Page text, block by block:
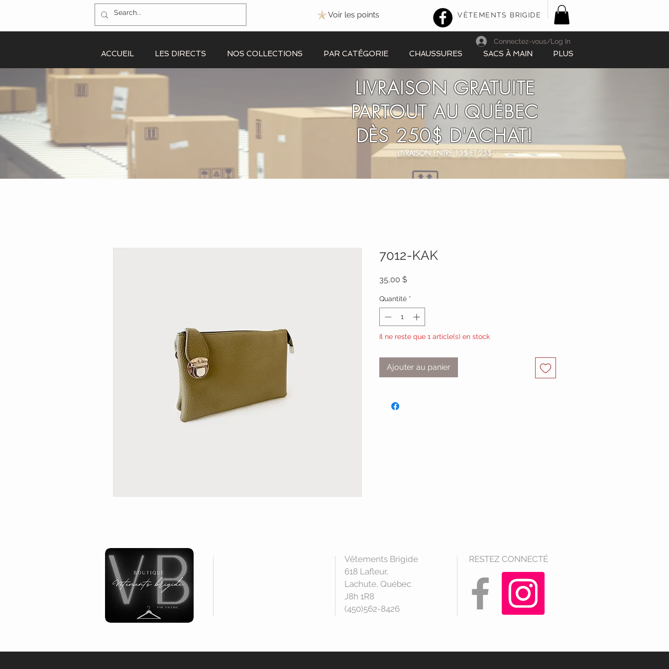
Voir les points VÊTEMENTS BRIGIDE
ACCUEIL LES DIRECTS NOS COLLECTIONS PAR CATÉGORIE CHAUSSURES SACS À MAIN PLUS
Connectez-vous/Log In
LIVRAISON GRATUITE
PARTOUT AU QUÉBEC
DÈS 250$ D'ACHAT!
LIVRAISON ENTRE 13$ ET 25$
7012-KAK
35,00 $Prix
Quantité *
Il ne reste que 1 article(s) en stock
Ajouter au panier
Vêtements Brigide
618 Lafleur,
Lachute, Québec
J8h 1R8
(450)562-8426
RESTEZ CONNECTÉ